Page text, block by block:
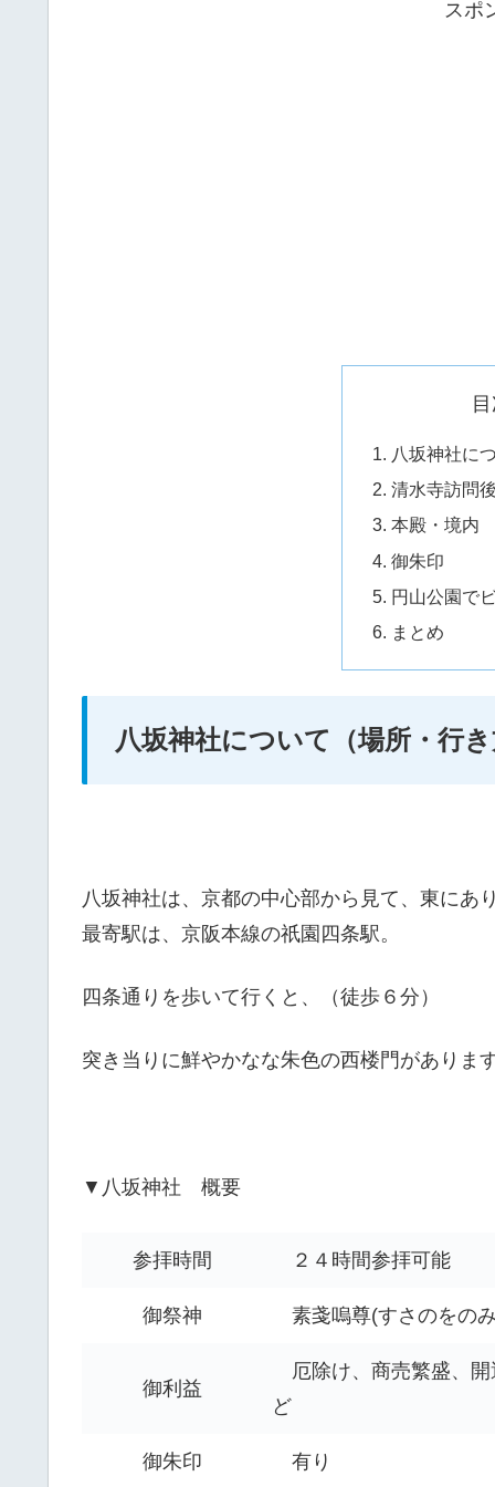
スポ
八坂神社に
清水寺訪問
本殿・境内
御朱印
円山公園で
まとめ
八坂神社について（場所・行
八坂神社は、京都の中心部から見て、東にあ
最寄駅は、京阪本線の祇園四条駅。
四条通りを歩いて行くと、（徒歩６分）
突き当りに鮮やかなな朱色の西楼門がありま
▼八坂神社 概要
参拝時間 ２４時間参拝可能
御祭神 素戔嗚尊(すさのをの
御利益
厄除け、商売繁盛、開
ど
御朱印 有り